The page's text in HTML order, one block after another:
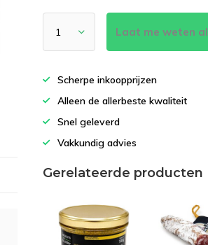
Laat me weten
Scherpe inkoopprijzen
Alleen de allerbeste kwaliteit
Snel geleverd
Vakkundig advies
Gerelateerde producten